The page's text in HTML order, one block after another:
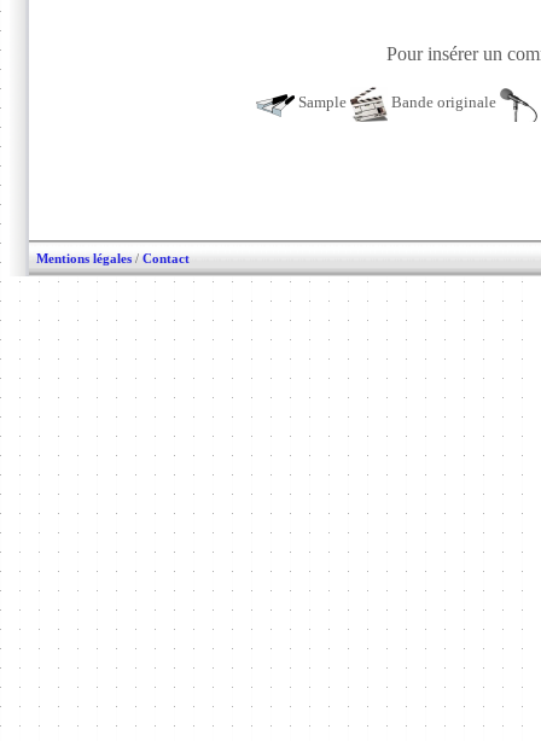
Pour insérer un
Sample Bande originale
Mentions légales / Contact